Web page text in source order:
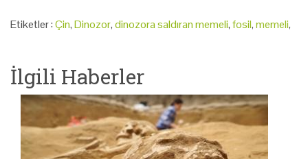
Etiketler :Çin,Dinozor,dinozora saldıran memeli,fosil,memeli,
İlgili Haberler